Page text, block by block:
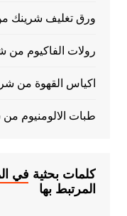
ورق تغليف شرينك
رولات الفاكيوم
اكياس القهوة من
طبات الالومنيوم
كلمات بحثية في
المرتبط بها